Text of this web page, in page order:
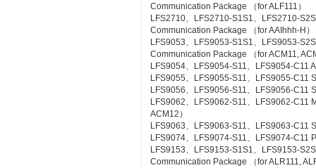
Communication Package （for ALF111）
LFS2710、LFS2710-S1S1、LFS2710-
Communication Package （for AAIhhh-H）
LFS9053、LFS9053-S1S1、LFS9053-
Communication Package （for ACM11,
LFS9054、LFS9054-S11、LFS9054-C11
LFS9055、LFS9055-S11、LFS9055-C11
LFS9056、LFS9056-S11、LFS9056-C11
LFS9062、LFS9062-S11、LFS9062-C11
ACM12）
LFS9063、LFS9063-S11、LFS9063-C11
LFS9074、LFS9074-S11、LFS9074-C11
LFS9153、LFS9153-S1S1、LFS9153-
Communication Package （for ALR111,